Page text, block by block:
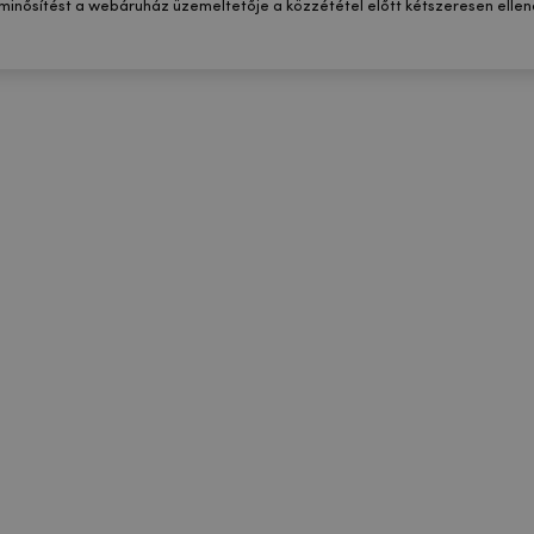
a webáruház üzemeltetője a közzététel előtt kétszeresen